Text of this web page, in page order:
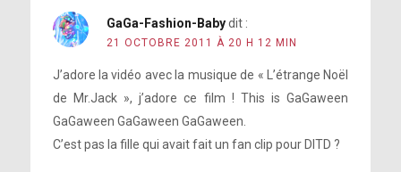
GaGa-Fashion-Baby dit :
21 OCTOBRE 2011 À 20 H 12 MIN
J’adore la vidéo avec la musique de « L’étrange Noël
de Mr.Jack », j’adore ce film ! This is GaGaween
GaGaween GaGaween GaGaween.
C’est pas la fille qui avait fait un fan clip pour DITD ?